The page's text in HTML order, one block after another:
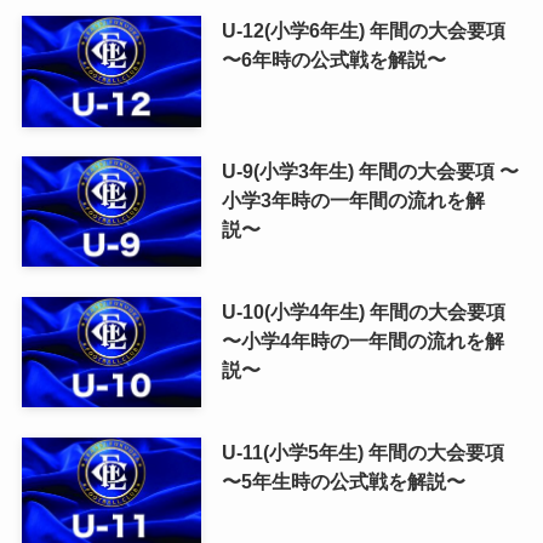
U-12(小学6年生) 年間の大会要項
〜6年時の公式戦を解説〜
U-9(小学3年生) 年間の大会要項 〜
小学3年時の一年間の流れを解
説〜
U-10(小学4年生) 年間の大会要項
〜小学4年時の一年間の流れを解
説〜
U-11(小学5年生) 年間の大会要項
〜5年生時の公式戦を解説〜